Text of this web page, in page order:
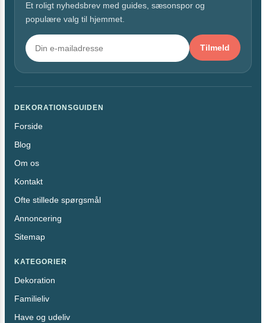
Et roligt nyhedsbrev med guides, sæsonspor og
populære valg til hjemmet.
Tilmeld
DEKORATIONSGUIDEN
Forside
Blog
Om os
Kontakt
Ofte stillede spørgsmål
Annoncering
Sitemap
KATEGORIER
Dekoration
Familieliv
Have og udeliv